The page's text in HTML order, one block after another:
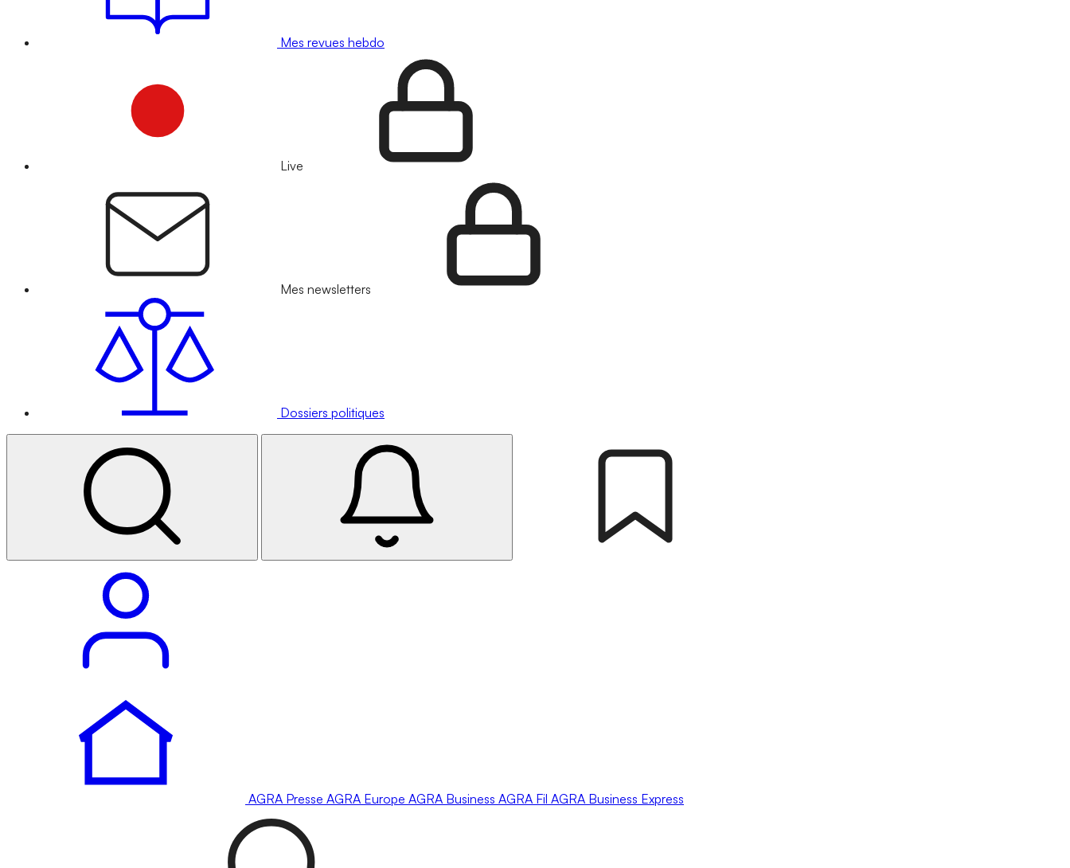
Mes revues hebdo
Live
Mes newsletters
Dossiers politiques
AGRA Presse AGRA Europe AGRA Business AGRA Fil AGRA Business Express